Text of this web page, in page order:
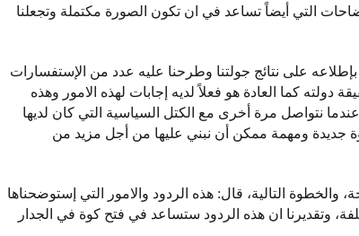
التي أيضاً تساعد في ان تكون الصورة مكتملة وتجعلنا
على نتائج جولتنا وطرحنا عليه عدد من الإستفسارات
كما العادة هو فعلاً لديه إجابات لهذه الامور وهذه
نتواصل مرة أخرى مع الكتل السياسية التي كان لديها
جديدة ومهمة ممكن أن نبني عليها من أجل مزيد من
التالية، قال: هذه الردود والامور التي إستوضحناها
وتقديرنا ان هذه الردود ستساعد في فتح كوة في الجدار